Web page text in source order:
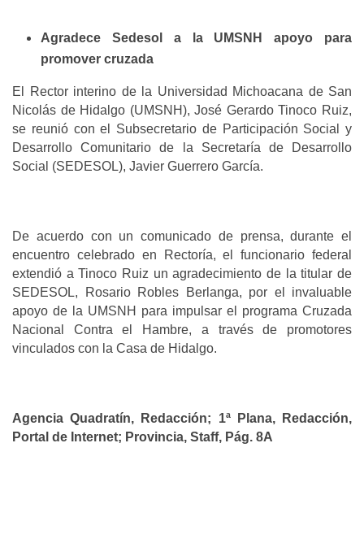
Agradece Sedesol a la UMSNH apoyo para
promover cruzada
El Rector interino de la Universidad Michoacana de San
Nicolás de Hidalgo (UMSNH), José Gerardo Tinoco Ruiz,
se reunió con el Subsecretario de Participación Social y
Desarrollo Comunitario de la Secretaría de Desarrollo
Social (SEDESOL), Javier Guerrero García.
De acuerdo con un comunicado de prensa, durante el
encuentro celebrado en Rectoría, el funcionario federal
extendió a Tinoco Ruiz un agradecimiento de la titular de
SEDESOL, Rosario Robles Berlanga, por el invaluable
apoyo de la UMSNH para impulsar el programa Cruzada
Nacional Contra el Hambre, a través de promotores
vinculados con la Casa de Hidalgo.
Agencia Quadratín, Redacción; 1ª Plana, Redacción,
Portal de Internet; Provincia, Staff, Pág. 8A